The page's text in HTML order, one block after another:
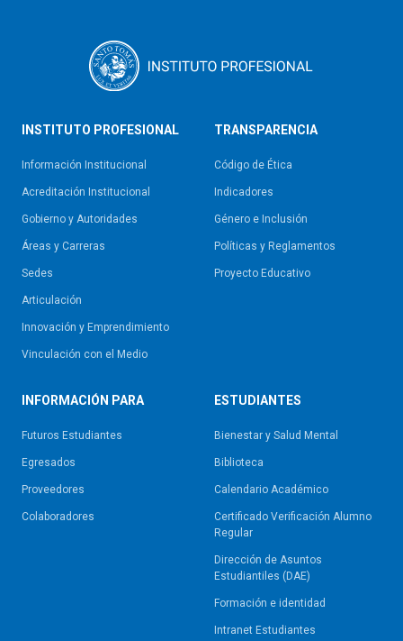
INSTITUTO PROFESIONAL
Información Institucional
Acreditación Institucional
Gobierno y Autoridades​
Áreas y Carreras
Sedes
Articulación
Innovación y Emprendimiento
Vinculación con el Medio
TRANSPARENCIA
Código de Ética
Indicadores
Género e Inclusión
Políticas y Reglamentos​
Proyecto Educativo
INFORMACIÓN PARA
Futuros Estudiantes
Egresados
Proveedores
Colaboradores
ESTUDIANTES
Bienestar y Salud Mental
Biblioteca
Calendario Académico
Certificado Verificación Alumno
Regular
Dirección de Asuntos
Estudiantiles (DAE)
Formación e identidad
Intranet Estudiantes